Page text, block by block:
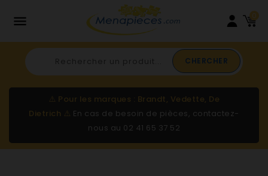
 0
CHERCHER
⚠️ Pour les marques : Brandt, Vedette, De
Dietrich ⚠️ En cas de besoin de pièces, contactez-
nous au 02 41 65 37 52